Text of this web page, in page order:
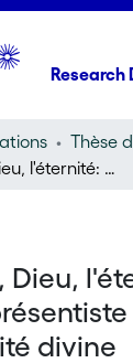
Research
Le temps, Dieu, l'éternité: une révision présentiste de la thèse de l'éternité divine
Dieu,
divine